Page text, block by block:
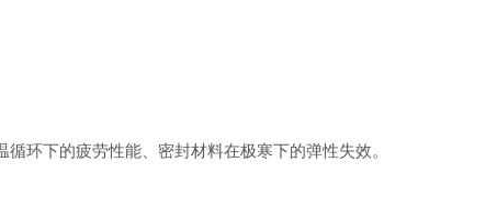
环下的疲劳性能、密封材料在极寒下的弹性失效。